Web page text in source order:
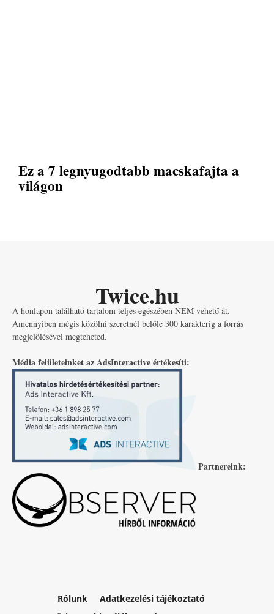
Ez a 7 legnyugodtabb macskafajta a
világon
Twice.hu
A honlapon található tartalom teljes egészében NEM vehető át.
Amennyiben mégis közölni szeretnél belőle 300 karakterig a forrás
megjelölésével megteheted.
Média felületeinket az AdsInteractive értékesíti:
Partnereink:
Rólunk
Adatkezelési tájékoztató